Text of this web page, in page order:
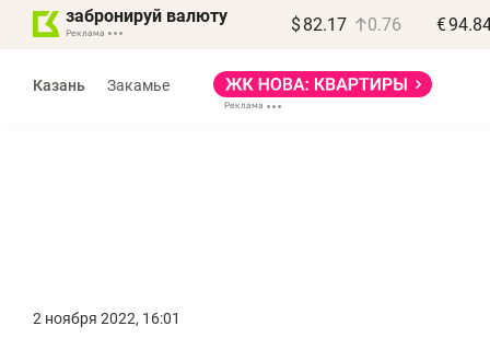
забронируй валюту $ 82.17 0.76 €
Казань Закамье
2 ноября 2022, 16:01